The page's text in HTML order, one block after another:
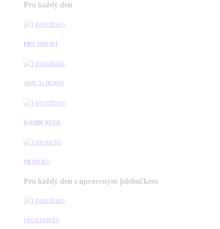
Pro každý den
PRO ZDRAVÍ
JÍME 3x DENNĚ
KOMBI WEEK
MENÍČKO
Pro každý den s upraveným jídelníčkem
VEGETARIÁN